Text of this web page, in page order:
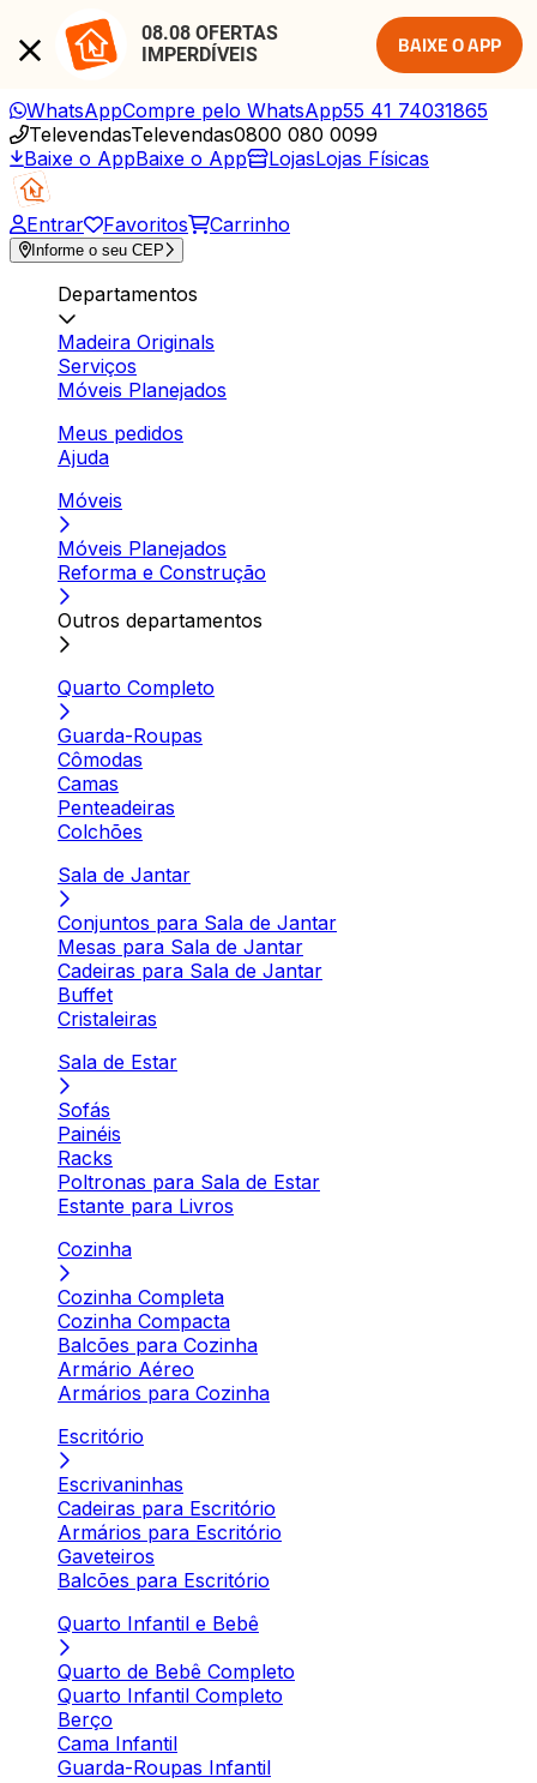
08.08 OFERTAS
IMPERDÍVEIS
BAIXE O APP
WhatsAppCompre pelo WhatsApp55 41 74031865
TelevendasTelevendas0800 080 0099
Baixe o AppBaixe o App LojasLojas Físicas
Entrar Favoritos Carrinho
Informe o seu CEP
Departamentos
Madeira Originals
Serviços
Móveis Planejados
Meus pedidos
Ajuda
Móveis
Móveis Planejados
Reforma e Construção
Outros departamentos
Quarto Completo
Guarda-Roupas
Cômodas
Camas
Penteadeiras
Colchões
Sala de Jantar
Conjuntos para Sala de Jantar
Mesas para Sala de Jantar
Cadeiras para Sala de Jantar
Buffet
Cristaleiras
Sala de Estar
Sofás
Painéis
Racks
Poltronas para Sala de Estar
Estante para Livros
Cozinha
Cozinha Completa
Cozinha Compacta
Balcões para Cozinha
Armário Aéreo
Armários para Cozinha
Escritório
Escrivaninhas
Cadeiras para Escritório
Armários para Escritório
Gaveteiros
Balcões para Escritório
Quarto Infantil e Bebê
Quarto de Bebê Completo
Quarto Infantil Completo
Berço
Cama Infantil
Guarda-Roupas Infantil